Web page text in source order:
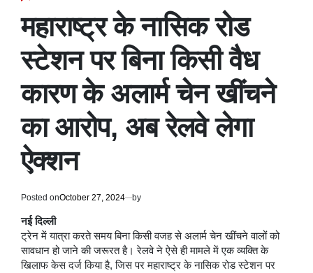
महाराष्ट्र के नासिक रोड
स्टेशन पर बिना किसी वैध
कारण के अलार्म चेन खींचने
का आरोप, अब रेलवे लेगा
ऐक्शन
Posted onOctober 27, 2024 by
नई दिल्ली
ट्रेन में यात्रा करते समय बिना किसी वजह से अलार्म चेन खींचने वालों को
सावधान हो जाने की जरूरत है। रेलवे ने ऐसे ही मामले में एक व्यक्ति के
खिलाफ केस दर्ज किया है, जिस पर महाराष्ट्र के नासिक रोड स्टेशन पर